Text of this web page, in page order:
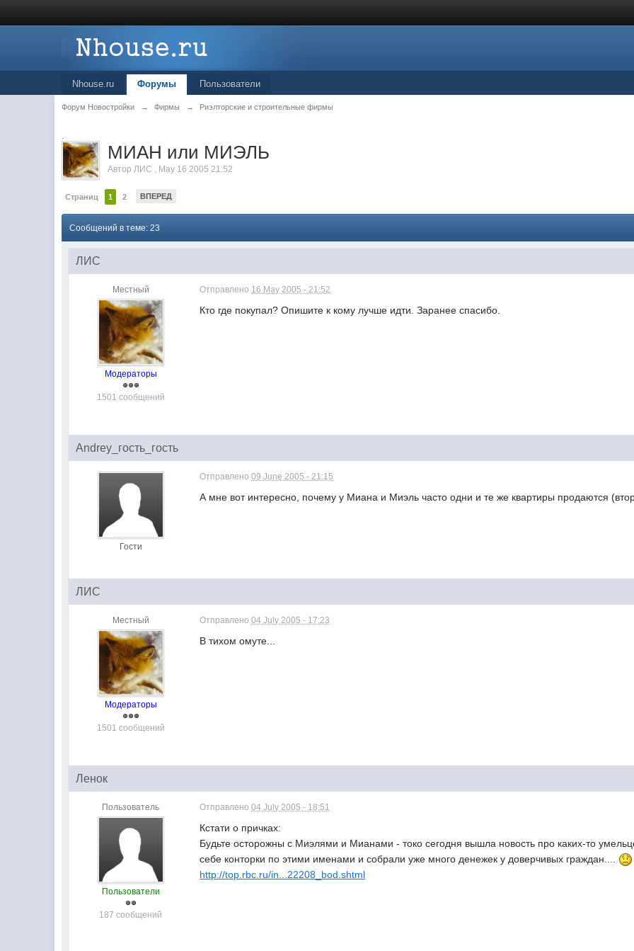
Nhouse.ru Форумы Пользователи
Форум Новостройки → Фирмы → Риэлторские и строительные фирмы
.
МИАН или МИЭЛЬ
АвторЛИС , May 16 2005 21:52
Страниц 1 2 ВПЕРЕД
Сообщений в теме: 23
ЛИС
Местный
Модераторы
1501 сообщений
Отправлено 16 May 2005 - 21:52
Кто где покупал? Опишите к кому лучше идти. Заранее спасибо.
Andrey_гость_гость
Гости
Отправлено09 June 2005 - 21:15
А мне вот интересно, почему у Миана и Миэль часто одни и те же квартиры продаются
ЛИС
Местный
Модераторы
1501 сообщений
Отправлено04 July 2005 - 17:23
В тихом омуте...
Ленок
Пользователь
Пользователи
187 сообщений
Отправлено04 July 2005 - 18:51
Кстати о причках:
Будьте осторожны с Миэлями и Мианами - токо сегодня вышла новость про каких-то
себе конторки по этими именами и собрали уже много денежек у доверчивых граждан....
http://top.rbc.ru/in...22208_bod.shtml